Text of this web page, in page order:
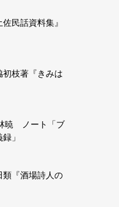
民話資料集』
初枝著『きみは
暁 ノート「ブ
」
類『酒場詩人の